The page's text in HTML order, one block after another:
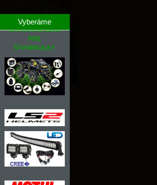
Vyberáme
NÁHRADNÉ DIELY
PRE
ŠTVORKOLKY